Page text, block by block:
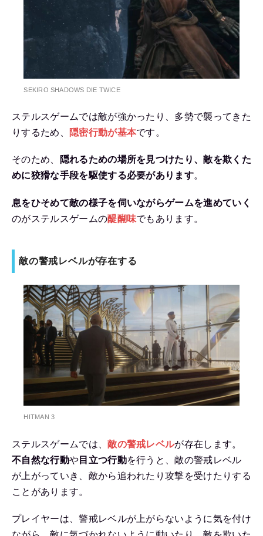
SEKIRO SHADOWS DIE TWICE
ステルスゲームでは敵が強かったり、多勢で襲ってきた
りするため、
隠密行動が基本です。
そのため、
隠れるための場所を見つけたり、敵を欺くた
めに狡猾な手段を駆使する必要があります。
息をひそめて敵の様子を伺いながらゲームを進めていく
のがステルスゲームの醍醐味でもあります。
敵の警戒レベルが存在する
HITMAN 3
ステルスゲームでは、敵の警戒レベルが存在します。
不自然な行動や 目立つ行動を行うと、敵の警戒レベル
が上がっていき、敵から追われたり攻撃を受けたりする
ことがあります。
プレイヤーは、警戒レベルが上がらないように気を付け